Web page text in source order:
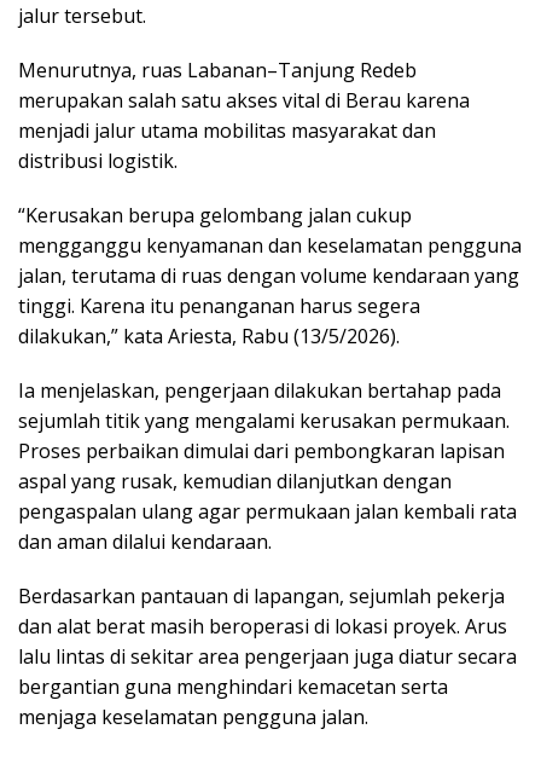
jalur tersebut.
Menurutnya, ruas Labanan–Tanjung Redeb
merupakan salah satu akses vital di Berau karena
menjadi jalur utama mobilitas masyarakat dan
distribusi logistik.
“Kerusakan berupa gelombang jalan cukup
mengganggu kenyamanan dan keselamatan pengguna
jalan, terutama di ruas dengan volume kendaraan yang
tinggi. Karena itu penanganan harus segera
dilakukan,” kata Ariesta, Rabu (13/5/2026).
Ia menjelaskan, pengerjaan dilakukan bertahap pada
sejumlah titik yang mengalami kerusakan permukaan.
Proses perbaikan dimulai dari pembongkaran lapisan
aspal yang rusak, kemudian dilanjutkan dengan
pengaspalan ulang agar permukaan jalan kembali rata
dan aman dilalui kendaraan.
Berdasarkan pantauan di lapangan, sejumlah pekerja
dan alat berat masih beroperasi di lokasi proyek. Arus
lalu lintas di sekitar area pengerjaan juga diatur secara
bergantian guna menghindari kemacetan serta
menjaga keselamatan pengguna jalan.